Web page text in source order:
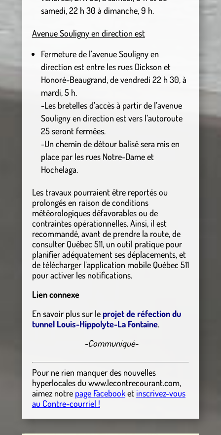
samedi, 22 h 30 à dimanche, 9 h.
Avenue Souligny en direction est
Fermeture de l’avenue Souligny en
direction est entre les rues Dickson et
Honoré-Beaugrand, de vendredi 22 h 30, à
mardi, 5 h.
-Les bretelles d’accès à partir de l’avenue
Souligny en direction est vers l’autoroute
25 seront fermées.
-Un chemin de détour balisé sera mis en
place par les rues Notre-Dame et
Hochelaga.
Les travaux pourraient être reportés ou
prolongés en raison de conditions
météorologiques défavorables ou de
contraintes opérationnelles. Ainsi, il est
recommandé, avant de prendre la route, de
consulter Québec 511, un outil pratique pour
planifier adéquatement ses déplacements, et
de télécharger l’application mobile Québec 511
pour activer les notifications.
Lien connexe
En savoir plus sur leprojet de réfection du
tunnel Louis-Hippolyte-La Fontaine.
-Communiqué-
Pour ne rien manquer des nouvelles
hyperlocalesdu www.lecontrecourant.com,
aimez notre page Facebooket inscrivez-vous
au Contre-courriel !